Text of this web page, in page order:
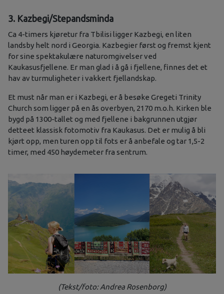
3. Kazbegi/Stepandsminda
Ca 4-timers kjøretur fra Tbilisi ligger Kazbegi, en liten
landsby helt nord i Georgia. Kazbegier først og fremst kjent
for sine spektakulære naturomgivelser ved
Kaukasusfjellene. Er man glad i å gå i fjellene, finnes det et
hav av turmuligheter i vakkert fjellandskap.
Et must når man er i Kazbegi, er å besøke Gregeti Trinity
Church som ligger på en ås overbyen, 2170 m.o.h. Kirken ble
bygd på 1300-tallet og med fjellene i bakgrunnen utgjør
detteet klassisk fotomotiv fra Kaukasus. Det er mulig å bli
kjørt opp, men turen opp til fots er å anbefale og tar 1,5-2
timer, med 450 høydemeter fra sentrum.
(Tekst/foto: Andrea Rosenborg)